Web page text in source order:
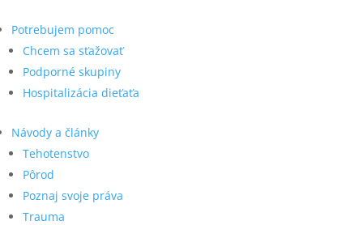
Potrebujem pomoc
Chcem sa sťažovať
Podporné skupiny
Hospitalizácia dieťaťa
Návody a články
Tehotenstvo
Pôrod
Poznaj svoje práva
Trauma